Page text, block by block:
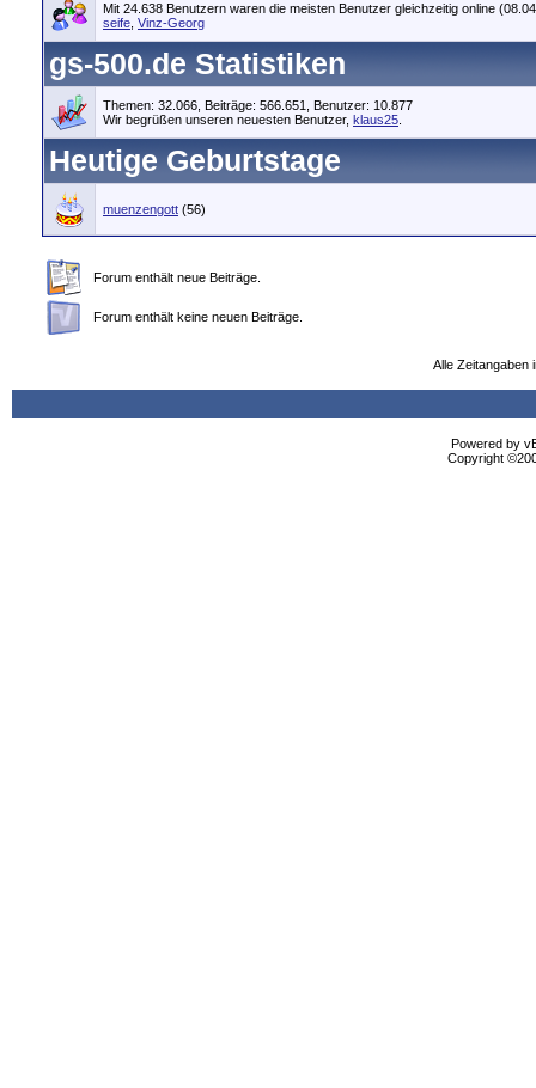
Mit 24.638 Benutzern waren die meisten Benutzer gleichzeitig online
seife Vinz-Georg
gs-500.de Statistiken
Themen: 32.066, Beiträge: 566.651, Benutzer: 10.877
Wir begrüßen unseren neuesten Benutzer, klaus25
Heutige Geburtstage
muenzengott (56)
Forum enthält neue Beiträge.
Forum enthält keine neuen Beiträge.
Alle Zeitangaben
Powered by
Copyright